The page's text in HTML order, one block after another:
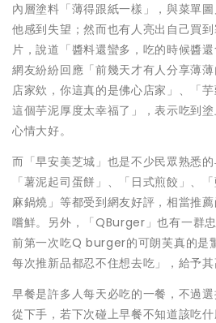
內層塗料「薄得跟紙一樣」，與菜單
他感到失望；然而也有人亮出自己買
片，說道「醬料還蠻多，吃的時候醬
網友紛紛回應「前幾天才有人分享薄
店家欸，你這真的是佛心店家」、「
這個芋泥厚度太幸福了」，表示吃到
心情大好。
而「早安美芝城」也是不少民眾熟悉
「薯泥起司蛋餅」、「日式煎餃」、
麻鍋燒」等都受到網友好評，相當推
嚐鮮。另外，「QBurger」也有一群
前第一次吃Q burger的可朗芙真的
每次推新品都忍不住想去吃」，給予其
早餐是許多人每天必吃的一餐，不過
從下手，若下次碰上早餐不知道該吃